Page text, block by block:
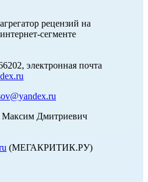
рецензий на
сегменте
электронная почта
Максим Дмитриевич
(МЕГАКРИТИК.РУ)